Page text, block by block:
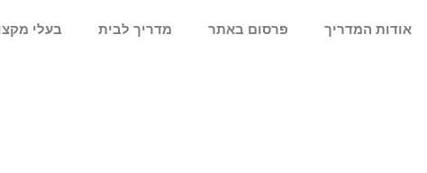
אודות המדריך פרסום באתר מדריך לבית בעלי